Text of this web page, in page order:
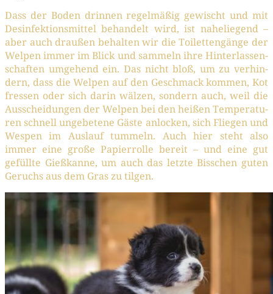
Dass der Boden drin­nen regel­mä­ßig gewischt und mit
Des­in­fek­ti­ons­mit­tel behan­delt wird, ist nahe­lie­gend –
aber auch drau­ßen behal­ten wir die Toi­let­ten­gän­ge der
Wel­pen immer im Blick und sam­meln ihre Hin­ter­las­sen­
schaf­ten umge­hend ein. Das nicht bloß, um zu ver­hin­
dern, dass die Wel­pen auf den Geschmack kom­men, Kot
fres­sen oder sich dar­in wäl­zen, son­dern auch, weil die
Aus­schei­dun­gen der Wel­pen bei den hei­ßen Tem­pe­ra­tu­
ren schnell unge­be­te­ne Gäs­te anlo­cken, sich Flie­gen und
Wes­pen im Aus­lauf tum­meln. Auch hier steht also
immer eine gro­ße Papier­rol­le bereit – und eine gut
gefüll­te Gieß­kan­ne, um auch das letz­te Biss­chen guten
Geruchs aus dem Gras zu tilgen.